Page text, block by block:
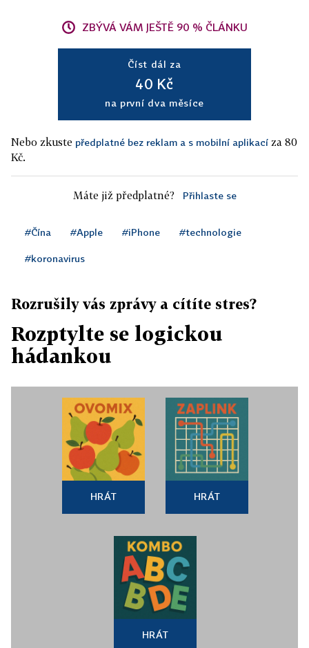
ZBÝVÁ VÁM JEŠTĚ 90 % ČLÁNKU
Číst dál za
40 Kč
na první dva měsíce
Nebo zkuste předplatné bez reklam a s mobilní aplikací za 80
Kč.
Máte již předplatné? Přihlaste se
#Čína #Apple #iPhone #technologie
#koronavirus
Rozrušily vás zprávy a cítíte stres?
Rozptylte se logickou
hádankou
HRÁT HRÁT
HRÁT